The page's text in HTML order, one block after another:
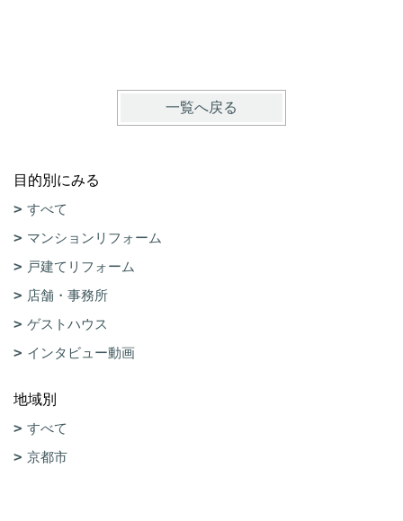
一覧へ戻る
目的別にみる
すべて
マンションリフォーム
戸建てリフォーム
店舗・事務所
ゲストハウス
インタビュー動画
地域別
すべて
京都市